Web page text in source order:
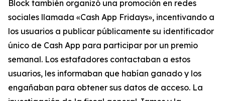
Block también organizó una promoción en redes
sociales llamada «Cash App Fridays», incentivando a
los usuarios a publicar públicamente su identificador
único de Cash App para participar por un premio
semanal. Los estafadores contactaban a estos
usuarios, les informaban que habían ganado y los
engañaban para obtener sus datos de acceso. La